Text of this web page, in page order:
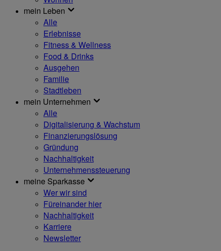
mein Leben
Alle
Erlebnisse
Fitness & Wellness
Food & Drinks
Ausgehen
Familie
Stadtleben
mein Unternehmen
Alle
Digitalisierung & Wachstum
Finanzierungslösung
Gründung
Nachhaltigkeit
Unternehmenssteuerung
meine Sparkasse
Wer wir sind
Füreinander hier
Nachhaltigkeit
Karriere
Newsletter